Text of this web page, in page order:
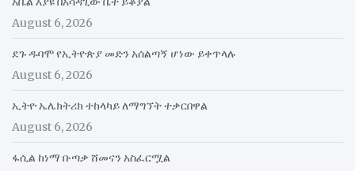
August 6, 2026
ደጉ ዱባሞ የኢትዮጵያ መድን አሰልጣኝ ሆነው ይቀጥላሉ
August 6, 2026
ኢትዮ ኤሌክትሪክ ተከላካይ ለማግኘት ተቃርበዋል
August 6, 2026
ፋሲል ከነማ ቡጣቃ ሸመናን አስፈርሟል